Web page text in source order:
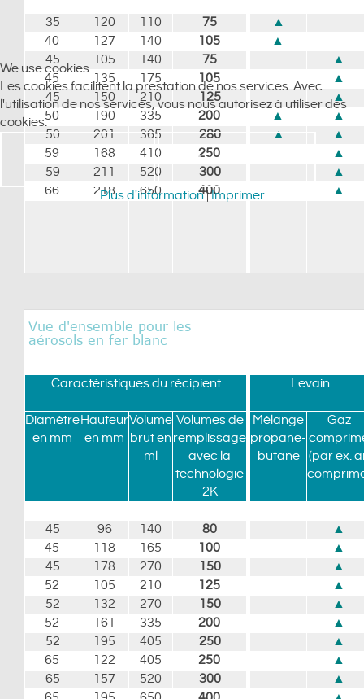
35 120 110 75
▲
40
127 140 105
▲
45
105 140 75
▲
45
135 175 105
▲
45
150 210 125
▲
50
190 335 200 ▲
▲
50
201 365 280 ▲
▲
59
168 410 250
▲
59
211 520 300
▲
66
218 650 400 ▲
Vue d'ensemble pour les
aérosols en fer blanc
Caractéristiques du récipient Levain
Diamètre
en mm
Hauteur
en mm
Volume
brut en
ml
Volumes de
remplissage
avec la
technologie
2K
Mélange
propane-
butane
Gaz
(par ex.
45 96 140 80
▲
45
118 165 100
▲
45
178 270 150
▲
52
105 210 125
▲
52
132 270 150
▲
52
161 335 200
▲
52
195 405 250
▲
65
122 405 250
▲
65
157 520 300
▲
We use cookies
Les cookies facilitent la prestation de nos services. Avec
l'utilisation de nos services, vous nous autorisez à utiliser des
cookies.
CONVENU JE REFUSE
Plus d'information|Imprimer